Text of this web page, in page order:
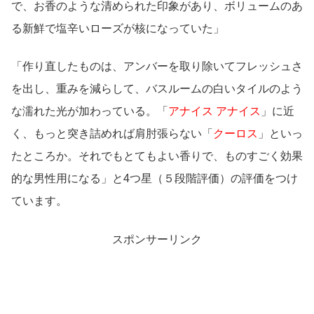
で、お香のような清められた印象があり、ボリュームのあ
る新鮮で塩辛いローズが核になっていた」
「作り直したものは、アンバーを取り除いてフレッシュさ
を出し、重みを減らして、バスルームの白いタイルのよう
な濡れた光が加わっている。「 アナイス アナイス 」に近
く、もっと突き詰めれば肩肘張らない「 クーロス 」といっ
たところか。それでもとてもよい香りで、ものすごく効果
的な男性用になる」と4つ星（５段階評価）の評価をつけ
ています。
スポンサーリンク